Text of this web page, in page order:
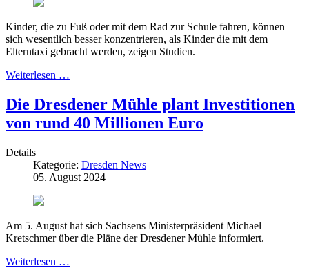
Kinder, die zu Fuß oder mit dem Rad zur Schule fahren, können
sich wesentlich besser konzentrieren, als Kinder die mit dem
Elterntaxi gebracht werden, zeigen Studien.
Weiterlesen …
Die Dresdener Mühle plant Investitionen
von rund 40 Millionen Euro
Details
Kategorie: Dresden News
05. August 2024
Am 5. August hat sich Sachsens Ministerpräsident Michael
Kretschmer über die Pläne der Dresdener Mühle informiert.
Weiterlesen …